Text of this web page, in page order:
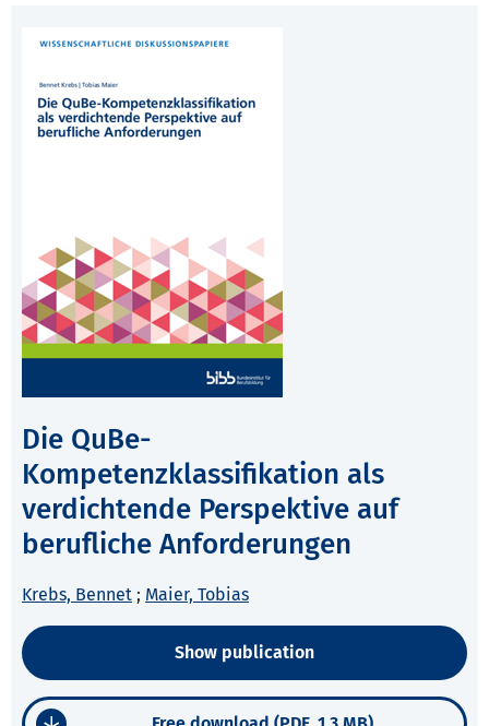
Die QuBe-
Kompetenzklassifikation als
verdichtende Perspektive auf
berufliche Anforderungen
Krebs, Bennet ; Maier, Tobias
Show publication